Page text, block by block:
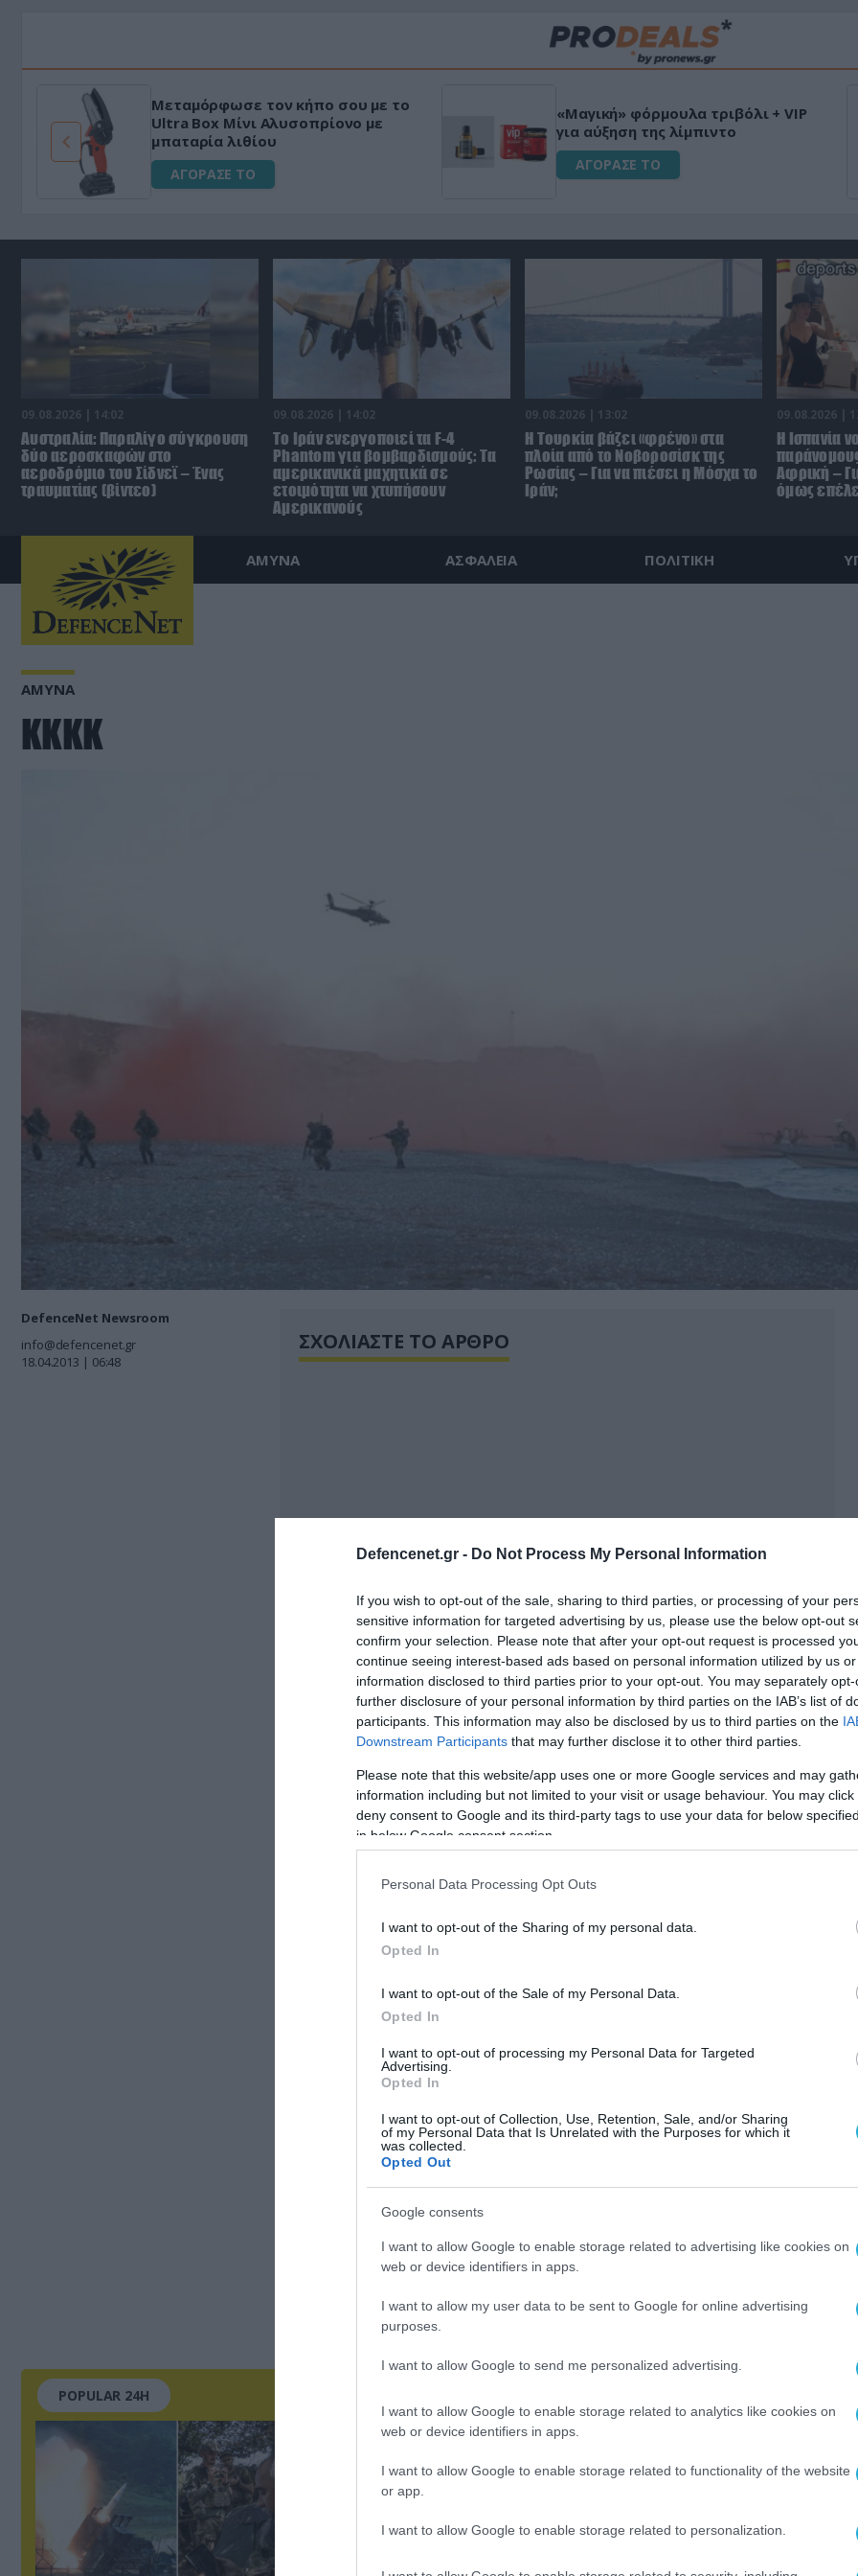
Defencenet.gr - Do Not Process My Personal Information
If you wish to opt-out of the sale, sharing to third parties, or processing of your
sensitive information for targeted advertising by us, please use the below opt-out
confirm your selection. Please note that after your opt-out request is processed
continue seeing interest-based ads based on personal information utilized by us
information disclosed to third parties prior to your opt-out. You may separately
further disclosure of your personal information by third parties on the IAB’s list of
participants. This information may also be disclosed by us to third parties on the
Downstream Participants that may further disclose it to other third parties.
Please note that this website/app uses one or more Google services and may
information including but not limited to your visit or usage behaviour. You may
deny consent to Google and its third-party tags to use your data for below
in below Google consent section.
Personal Data Processing Opt Outs
I want to opt-out of the Sharing of my personal data.
Opted In
I want to opt-out of the Sale of my Personal Data.
Opted In
I want to opt-out of processing my Personal Data for Targeted
Advertising.
Opted In
I want to opt-out of Collection, Use, Retention, Sale, and/or Sharing
of my Personal Data that Is Unrelated with the Purposes for which it
was collected.
Opted Out
Google consents
I want to allow Google to enable storage related to advertising like cookies on
web or device identifiers in apps.
I want to allow my user data to be sent to Google for online advertising
purposes.
I want to allow Google to send me personalized advertising.
I want to allow Google to enable storage related to analytics like cookies on
web or device identifiers in apps.
I want to allow Google to enable storage related to functionality of the website
or app.
I want to allow Google to enable storage related to personalization.
Μεταμόρφωσε τον κήπο σου με το
Ultra Box Μίνι Αλυσοπρίονο με
μπαταρία λιθίου
ΑΓΟΡΑΣΕ ΤΟ
«Μαγική» φόρμουλα τριβόλι + VIP
για αύξηση της λίμπιντο
ΑΓΟΡΑΣΕ ΤΟ
09.08.2026 | 14:02
Αυστραλία: Παραλίγο σύγκρουση
δύο αεροσκαφών στο
αεροδρόμιο του Σίδνεϊ – Ένας
τραυματίας (βίντεο)
09.08.2026 | 14:02
Το Ιράν ενεργοποιεί τα F-4
Phantom για βομβαρδισμούς: Τα
αμερικανικά μαχητικά σε
ετοιμότητα να χτυπήσουν
Αμερικανούς
09.08.2026 | 13:02
Η Τουρκία βάζει «φρένο» στα
πλοία από το Νοβοροσίσκ της
Ρωσίας – Για να πιέσει η Μόσχα το
Ιράν;
09.08.2026 |
Η Ισπανία
Αφρική –
όμως
ΑΜΥΝΑ ΑΣΦΑΛΕΙΑ ΠΟΛΙΤΙΚΗ
ΑΜΥΝΑ
KKKK
DefenceNet Newsroom
info@defencenet.gr
18.04.2013 | 06:48
ΣΧΟΛΙΑΣΤΕ ΤΟ ΑΡΘΡΟ
POPULAR 24H